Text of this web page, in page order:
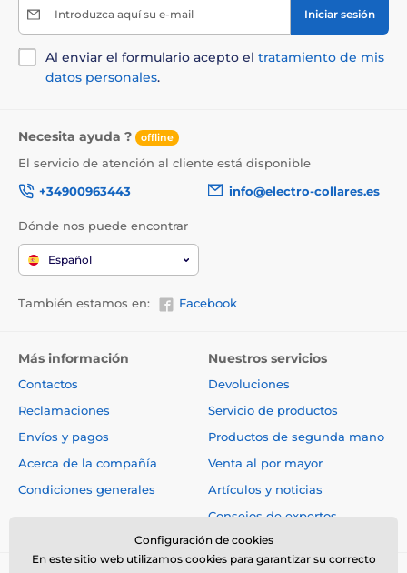
Introduzca aquí su e-mail Iniciar sesión
Al enviar el formulario acepto el tratamiento de mis
datos personales.
Necesita ayuda ? offline
El servicio de atención al cliente está disponible
+34900963443
info@electro-collares.es
Dónde nos puede encontrar
Español
También estamos en: Facebook
Más información
Contactos
Reclamaciones
Envíos y pagos
Acerca de la compañía
Condiciones generales
Nuestros servicios
Devoluciones
Servicio de productos
Productos de segunda mano
Venta al por mayor
Artículos y noticias
Consejos de expertos
Configuración de cookies
En este sitio web utilizamos cookies para garantizar su correcto